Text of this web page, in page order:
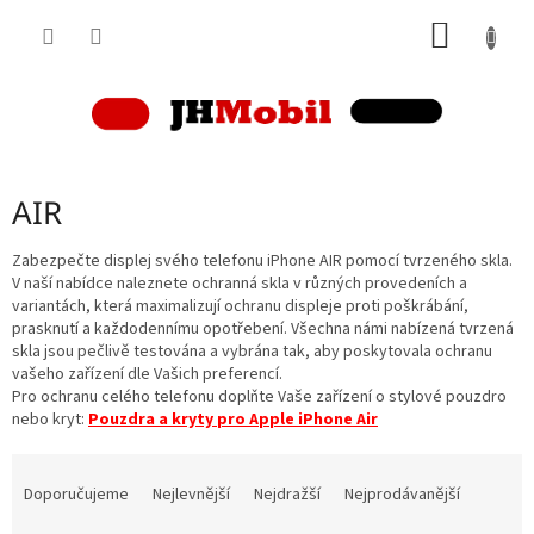
AIR
Zabezpečte displej svého telefonu iPhone AIR pomocí tvrzeného skla.
V naší nabídce naleznete ochranná skla v různých provedeních a
variantách, která maximalizují ochranu displeje proti poškrábání,
prasknutí a každodennímu opotřebení. Všechna námi nabízená tvrzená
skla jsou pečlivě testována a vybrána tak, aby poskytovala ochranu
vašeho zařízení dle Vašich preferencí.
Pro ochranu celého telefonu doplňte Vaše zařízení o stylové pouzdro
nebo kryt: Pouzdra a kryty pro Apple iPhone Air
Doporučujeme Nejlevnější Nejdražší
Nejprodávanější